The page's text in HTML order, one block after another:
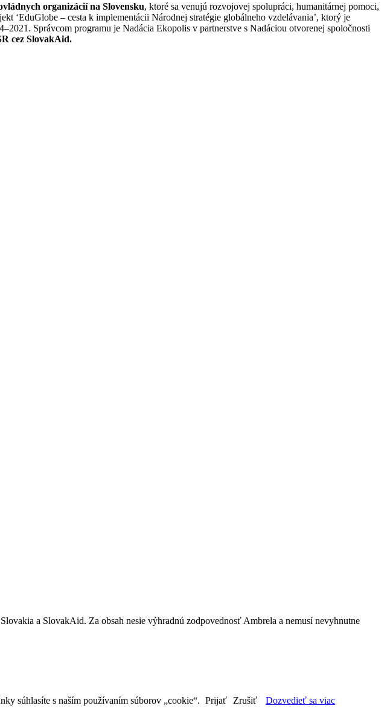
organizácií na Slovensku, ktoré sa venujú rozvojovej spolupráci, humanitárnej pomoci,
‘EduGlobe – cesta k implementácii Národnej stratégie globálneho vzdelávania’, ktorý je
Správcom programu je Nadácia Ekopolis v partnerstve s Nadáciou otvorenej spoločnosti
cez SlovakAid.
a SlovakAid. Za obsah nesie výhradnú zodpovednosť Ambrela a nemusí nevyhnutne
súhlasíte s naším používaním súborov „cookie“. Prijať Zrušiť
Dozvedieť sa viac